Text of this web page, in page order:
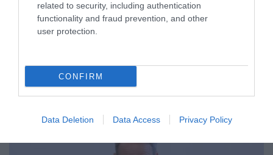
related to security, including authentication
functionality and fraud prevention, and other
user protection.
CONFIRM
Data Deletion Data Access Privacy Policy
ΠΟΛΙΤΙΚΗ